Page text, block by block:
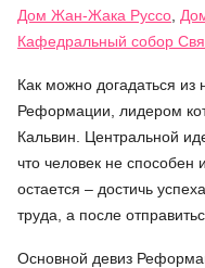
Дом Жан-Жака Руссо
Кафедральный собор
Как можно догадаться из
Реформации, лидером
Кальвин. Центральной
что человек не способен
остается – достичь
труда, а после
Основной девиз